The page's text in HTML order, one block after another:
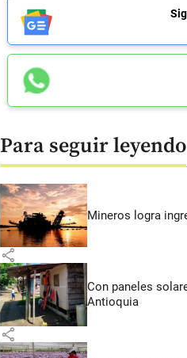
Para seguir leyendo
Mineros logra
share
Con paneles
Antioquia
share